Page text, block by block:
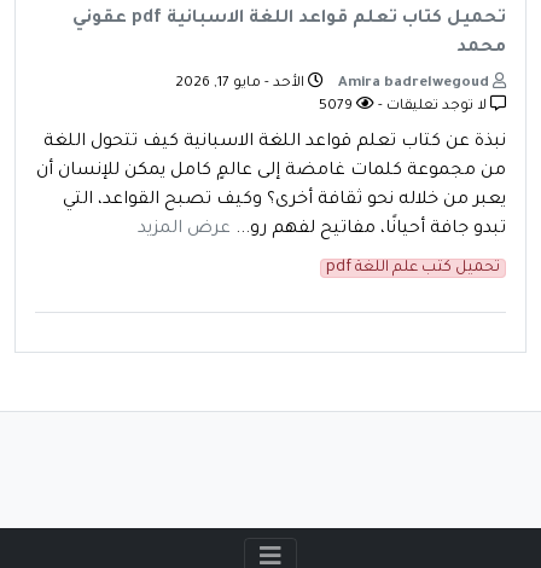
تحميل كتاب تعلم قواعد اللغة الاسبانية pdf عقوني
محمد
الأحد - مايو 17, 2026
لا توجد تعليقات -
نبذة عن كتاب تعلم قواعد اللغة الاسبانية كيف تتحول اللغة
من مجموعة كلمات غامضة إلى عالمٍ كامل يمكن للإنسان أن
يعبر من خلاله نحو ثقافة أخرى؟ وكيف تصبح القواعد، التي
تبدو جافة أحيانًا، مفاتيح لفهم رو... عرض المزيد
تحميل كتب علم اللغة pdf